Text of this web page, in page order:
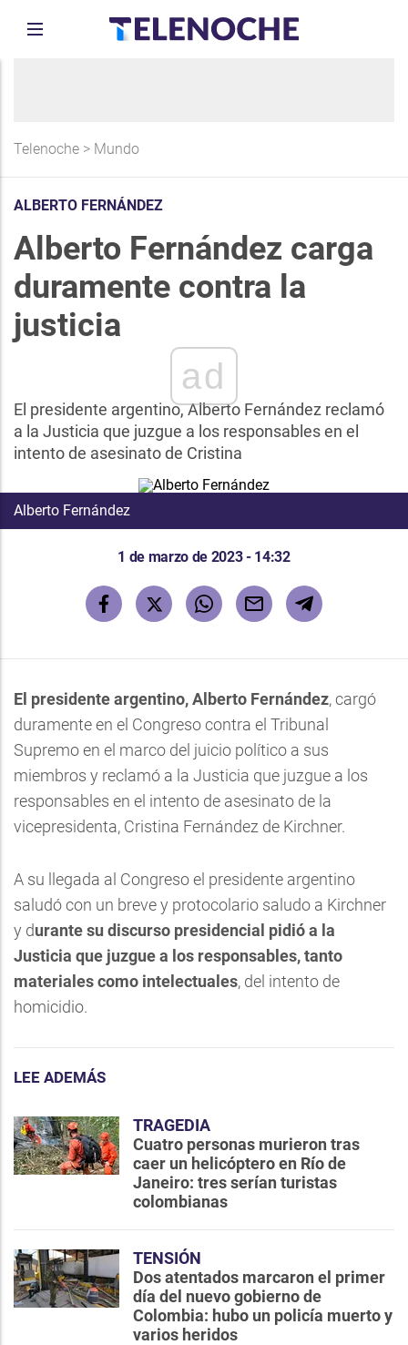
Telenoche > Mundo
ALBERTO FERNÁNDEZ
Alberto Fernández carga
duramente contra la
justicia
ad
El presidente argentino, Alberto Fernández reclamó
a la Justicia que juzgue a los responsables en el
intento de asesinato de Cristina
Alberto Fernández
1 de marzo de 2023 - 14:32
El presidente argentino, Alberto Fernández, cargó
duramente en el Congreso contra el Tribunal
Supremo en el marco del juicio político a sus
miembros y reclamó a la Justicia que juzgue a los
responsables en el intento de asesinato de la
vicepresidenta, Cristina Fernández de Kirchner.
A su llegada al Congreso el presidente argentino
saludó con un breve y protocolario saludo a Kirchner
y durante su discurso presidencial pidió a la
Justicia que juzgue a los responsables, tanto
materiales como intelectuales, del intento de
homicidio.
LEE ADEMÁS
TRAGEDIA
Cuatro personas murieron tras
caer un helicóptero en Río de
Janeiro: tres serían turistas
colombianas
TENSIÓN
Dos atentados marcaron el primer
día del nuevo gobierno de
Colombia: hubo un policía muerto y
varios heridos